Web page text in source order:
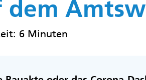
dem
6 Minuten